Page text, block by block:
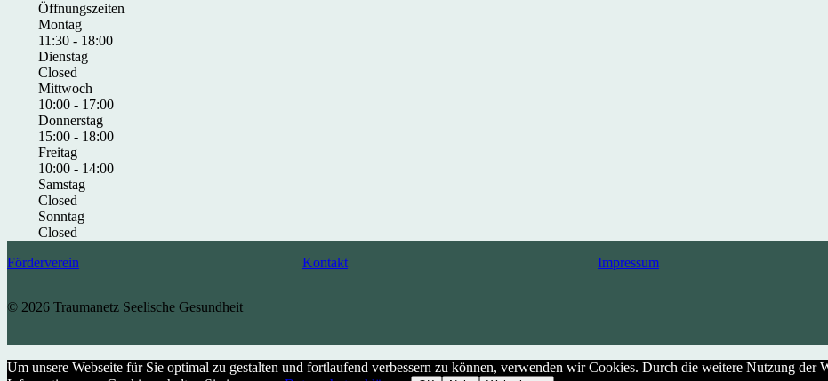
Öffnungszeiten
Montag
11:30 - 18:00
Dienstag
Closed
Mittwoch
10:00 - 17:00
Donnerstag
15:00 - 18:00
Freitag
10:00 - 14:00
Samstag
Closed
Sonntag
Closed
Förderverein
Kontakt Impressum
© 2026 Traumanetz Seelische Gesundheit
Um unsere Webseite für Sie optimal zu gestalten und fortlaufend verbessern zu können, verwenden wir Cookies. Durch die weitere Nutzung der